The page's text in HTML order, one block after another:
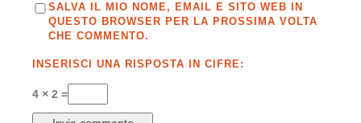
SALVA IL MIO NOME, EMAIL E SITO WEB IN
QUESTO BROWSER PER LA PROSSIMA VOLTA
CHE COMMENTO.
INSERISCI UNA RISPOSTA IN CIFRE:
4 × 2 =